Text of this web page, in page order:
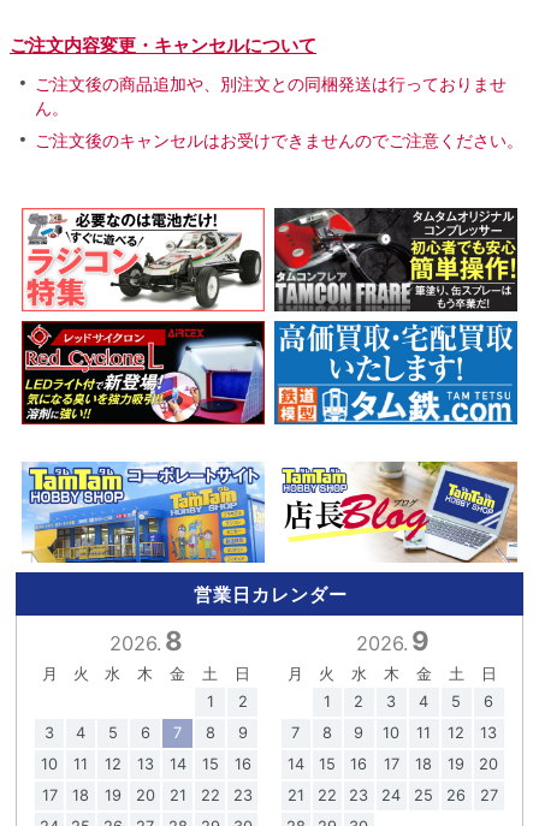
ご注文内容変更・キャンセルについて
ご注文後の商品追加や、別注文との同梱発送は行っておりませ
ん。
ご注文後のキャンセルはお受けできませんのでご注意ください。
営業日カレンダー
2026. 8
月 火 水 木 金 土
日
1
2
3
4 5 6 7 8
9
10
11 12 13 14 15
16
17
18 19 20 21 22
23
2026. 9
月 火 水 木 金 土
日
1
2 3 4 5
6
7
8 9 10 11 12
13
14
15 16 17 18 19
20
21
22 23 24 25 26
27